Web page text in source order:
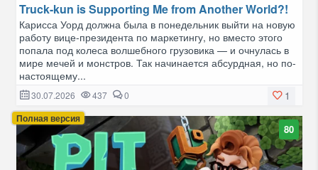
Truck-kun is Supporting Me from Another World?!
Карисса Уорд должна была в понедельник выйти на новую
работу вице-президента по маркетингу, но вместо этого
попала под колеса волшебного грузовика — и очнулась в
мире мечей и монстров. Так начинается абсурдная, но по-
настоящему...
1
30.07.2026 437 0
Полная версия
80